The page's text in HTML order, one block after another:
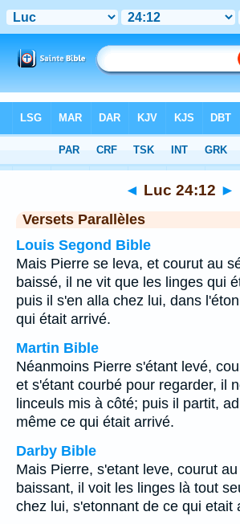
Chapitre 24> Verset 12
◄ Luc 24:12 ►
Versets Parallèles
Louis Segond Bible
Mais Pierre se leva, et courut au
baissé, il ne vit que les linges qui
puis il s'en alla chez lui, dans
qui était arrivé.
Martin Bible
Néanmoins Pierre s'étant levé,
et s'étant courbé pour regarder, il
linceuls mis à côté; puis il partit,
même ce qui était arrivé.
Darby Bible
Mais Pierre, s'etant leve, courut
baissant, il voit les linges là tout
chez lui, s'etonnant de ce qui etait